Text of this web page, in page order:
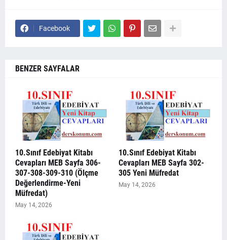
Facebook
BENZER SAYFALAR
10.Sınıf Edebiyat Kitabı
Cevapları MEB Sayfa 306-
307-308-309-310 (Ölçme
Değerlendirme-Yeni
Müfredat)
May 14, 2026
10.Sınıf Edebiyat Kitabı
Cevapları MEB Sayfa 302-
305 Yeni Müfredat
May 14, 2026